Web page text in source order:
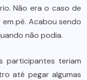
Não era o caso de
pé. Acabou sendo
não podia.
participantes teriam
até pegar algumas